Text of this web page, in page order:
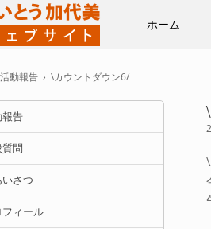
ホーム
活動報告 › \カウントダウン6/
告
問
さつ
フィール